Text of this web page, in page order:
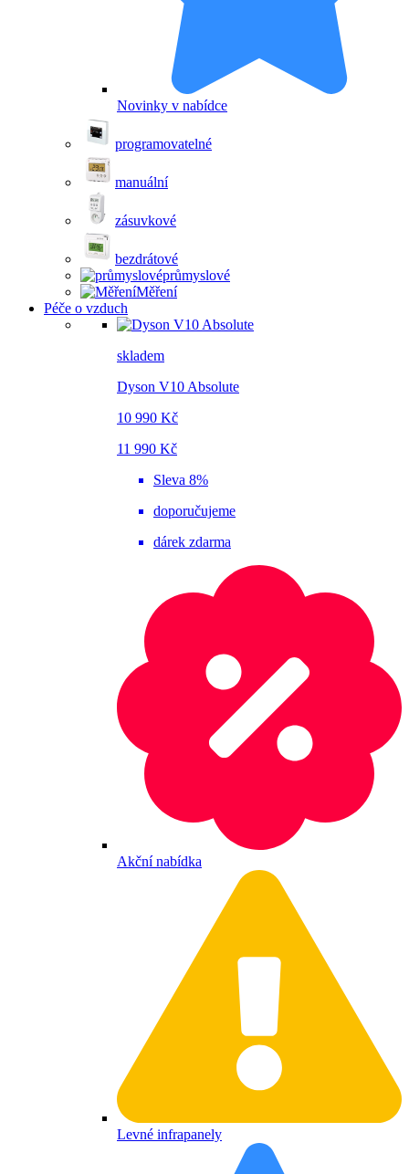
Novinky v nabídce
programovatelné
manuální
zásuvkové
bezdrátové
průmyslové
Měření
Péče o vzduch
skladem
Dyson V10 Absolute
10 990 Kč
11 990 Kč
Sleva 8%
doporučujeme
dárek zdarma
Akční nabídka
Levné infrapanely